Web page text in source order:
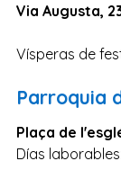
Cantabria
Islas
Málaga
Alicante
Via Augusta,
Vísperas de
Parroquia
Plaça de
Días laborables: